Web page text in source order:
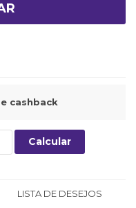
cashback
Calcular
LISTA DE DESEJOS